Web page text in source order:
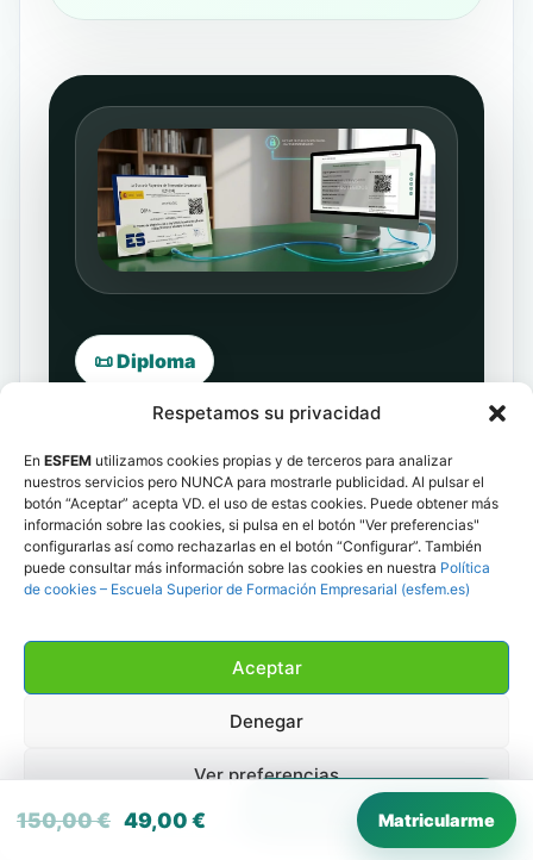
Respetamos su privacidad
En ESFEM utilizamos cookies propias y de terceros para analizar
nuestros servicios pero NUNCA para mostrarle publicidad. Al pulsar el
botón “Aceptar” acepta VD. el uso de estas cookies. Puede obtener más
información sobre las cookies, si pulsa en el botón "Ver preferencias"
configurarlas así como rechazarlas en el botón “Configurar”. También
puede consultar más información sobre las cookies en nuestra Política
de cookies – Escuela Superior de Formación Empresarial (esfem.es)
Aceptar
Denegar
Ver preferencias
Política de cookies Política de privacidad
Habla con una asesora
150,00€ El precio original era: 150,00 €.
49,00€ El precio actual es: 49,00 €.
Matricularme
📜 Diploma
Formación continua
para mediadores/as
Este diploma te permitirá acreditar tu
formación continua y facilitar la
renovación de tu inscripción en el
Además, incorpora un código QR de
autenticidad del diploma de forma
inmediata.